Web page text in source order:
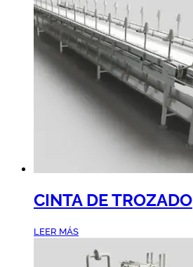
CINTA DE TROZADO
LEER MÁS